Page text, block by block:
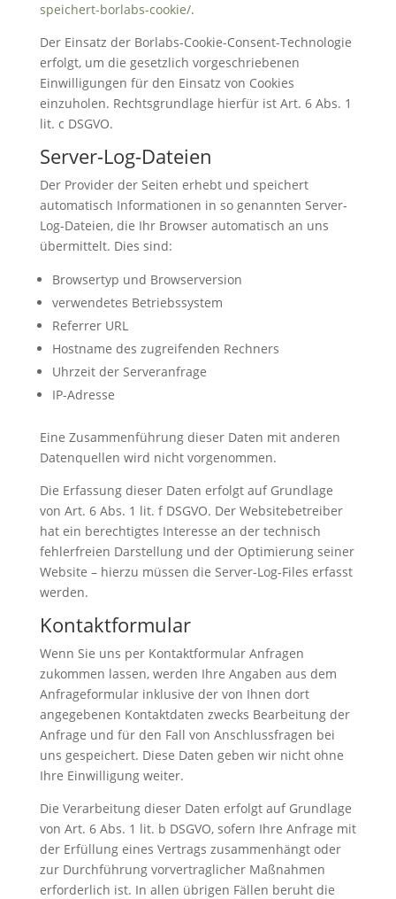
speichert-borlabs-cookie/.
Der Einsatz der Borlabs-Cookie-Consent-Technologie
erfolgt, um die gesetzlich vorgeschriebenen
Einwilligungen für den Einsatz von Cookies
einzuholen. Rechtsgrundlage hierfür ist Art. 6 Abs. 1
lit. c DSGVO.
Server-Log-Dateien
Der Provider der Seiten erhebt und speichert
automatisch Informationen in so genannten Server-
Log-Dateien, die Ihr Browser automatisch an uns
übermittelt. Dies sind:
Browsertyp und Browserversion
verwendetes Betriebssystem
Referrer URL
Hostname des zugreifenden Rechners
Uhrzeit der Serveranfrage
IP-Adresse
Eine Zusammenführung dieser Daten mit anderen
Datenquellen wird nicht vorgenommen.
Die Erfassung dieser Daten erfolgt auf Grundlage
von Art. 6 Abs. 1 lit. f DSGVO. Der Websitebetreiber
hat ein berechtigtes Interesse an der technisch
fehlerfreien Darstellung und der Optimierung seiner
Website – hierzu müssen die Server-Log-Files erfasst
werden.
Kontaktformular
Wenn Sie uns per Kontaktformular Anfragen
zukommen lassen, werden Ihre Angaben aus dem
Anfrageformular inklusive der von Ihnen dort
angegebenen Kontaktdaten zwecks Bearbeitung der
Anfrage und für den Fall von Anschlussfragen bei
uns gespeichert. Diese Daten geben wir nicht ohne
Ihre Einwilligung weiter.
Die Verarbeitung dieser Daten erfolgt auf Grundlage
von Art. 6 Abs. 1 lit. b DSGVO, sofern Ihre Anfrage mit
der Erfüllung eines Vertrags zusammenhängt oder
zur Durchführung vorvertraglicher Maßnahmen
erforderlich ist. In allen übrigen Fällen beruht die